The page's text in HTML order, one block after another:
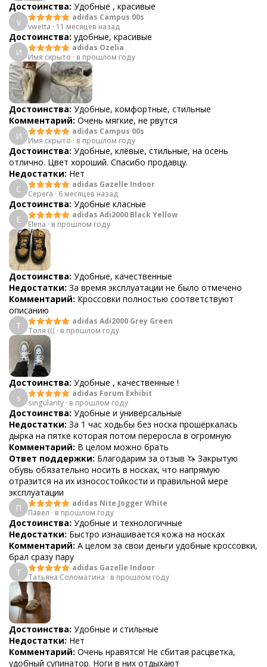
Достоинства: Удобные , красивые
v
adidas Campus 00s
vwetta · 11 месяцев назад
Достоинства: удобные, красивые
И
adidas Ozelia
Имя скрыто · в прошлом году
Достоинства: Удобные, комфортные, стильные
Комментарий: Очень мягкие, не рвутся
И
adidas Campus 00s
Имя скрыто · в прошлом году
Достоинства: Удобные, клёвые, стильные, на осень
отлично. Цвет хороший. Спасибо продавцу.
Недостатки: Нет
С
adidas Gazelle Indoor
Серега · 6 месяцев назад
Достоинства: Удобные класные
E
adidas Adi2000 Black Yellow
Elena · в прошлом году
Достоинства: Удобные, качественные
Недостатки: За время эксплуатации не было отмечено
Комментарий: Кроссовки полностью соответствуют
описанию
Т
adidas Adi2000 Grey Green
Толя ((( · в прошлом году
Достоинства: Удобные , качественные !
s
adidas Forum Exhibit
singularity · в прошлом году
Достоинства: Удобные и универсальные
Недостатки: За 1 час ходьбы без носка прошёркалась
дырка на пятке которая потом переросла в огромную
Комментарий: В целом можно брать
Ответ поддержки: Благодарим за отзыв 🦄 Закрытую
обувь обязательно носить в носках, что напрямую
отразится на их износостойкости и правильной мере
эксплуатации
П
adidas Nite Jogger White
Павел · в прошлом году
Достоинства: Удобные и технологичные
Недостатки: Быстро изнашивается кожа на носках
Комментарий: А целом за свои деньги удобные кроссовки,
брал сразу пару
Т
adidas Gazelle Indoor
Татьяна Соломатина · в прошлом году
Достоинства: Удобные и стильные
Недостатки: Нет
Комментарий: Очень нравятся! Не сбитая расцветка,
удобный супинатор. Ноги в них отдыхают